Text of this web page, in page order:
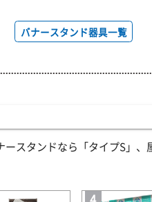
バナースタンド器具一覧
スタンドなら「タイプS」